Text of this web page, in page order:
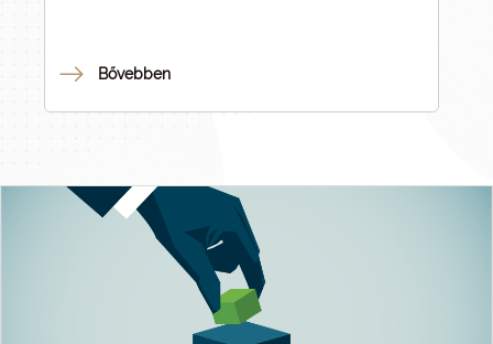
kezdeményezés szorosan illeszkedik a Neumann
felsőoktatási intézmények kulcsszerepét a
Bővebben